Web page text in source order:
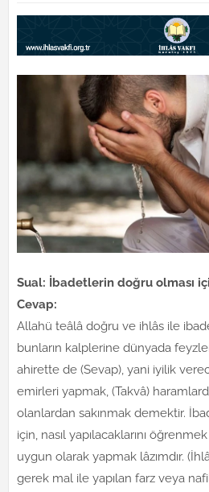
Sual: İbadetlerin doğru olması
Cevap:
Allahü teâlâ doğru ve ihlâs ile
bunların kalplerine dünyada
ahirette de (Sevap), yani iyilik
emirleri yapmak, (Takvâ)
olanlardan sakınmak demektir.
için, nasıl yapılacaklarını
uygun olarak yapmak lâzımdır.
gerek mal ile yapılan farz veya